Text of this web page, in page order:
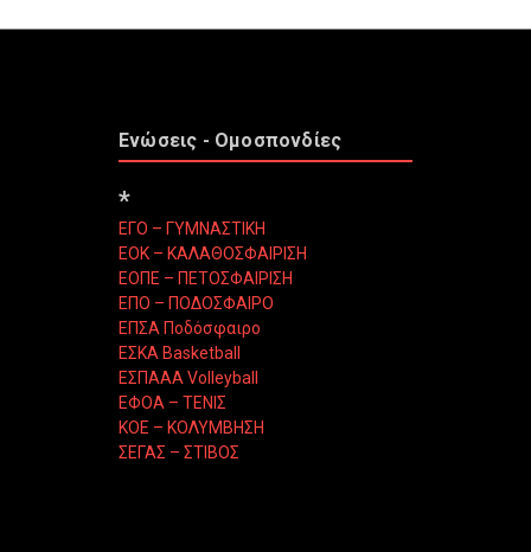
Ενώσεις - Ομοσπονδίες
*
ΕΓΟ – ΓΥΜΝΑΣΤΙΚΗ
ΕΟΚ – ΚΑΛΑΘΟΣΦΑΙΡΙΣΗ
ΕΟΠΕ – ΠΕΤΟΣΦΑΙΡΙΣΗ
ΕΠΟ – ΠΟΔΟΣΦΑΙΡΟ
ΕΠΣΑ Ποδόσφαιρο
ΕΣΚΑ Basketball
ΕΣΠΑΑΑ Volleyball
ΕΦΟΑ – ΤΕΝΙΣ
ΚΟΕ – ΚΟΛΥΜΒΗΣΗ
ΣΕΓΑΣ – ΣΤΙΒΟΣ